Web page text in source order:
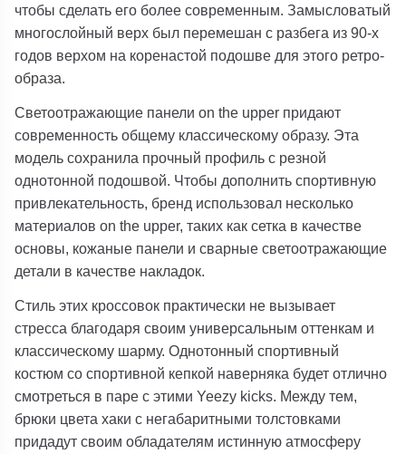
чтобы сделать его более современным. Замысловатый
многослойный верх был перемешан с разбега из 90-х
годов верхом на коренастой подошве для этого ретро-
образа.
Светоотражающие панели on the upper придают
современность общему классическому образу. Эта
модель сохранила прочный профиль с резной
однотонной подошвой. Чтобы дополнить спортивную
привлекательность, бренд использовал несколько
материалов on the upper, таких как сетка в качестве
основы, кожаные панели и сварные светоотражающие
детали в качестве накладок.
Стиль этих кроссовок практически не вызывает
стресса благодаря своим универсальным оттенкам и
классическому шарму. Однотонный спортивный
костюм со спортивной кепкой наверняка будет отлично
смотреться в паре с этими Yeezy kicks. Между тем,
брюки цвета хаки с негабаритными толстовками
придадут своим обладателям истинную атмосферу